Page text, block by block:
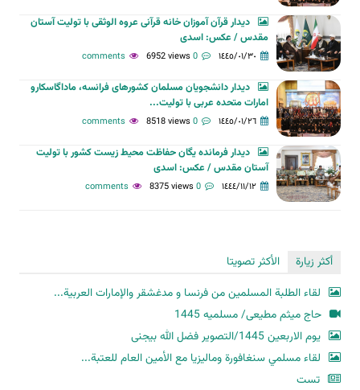
دیدار قرآن آموزان خانه قرآنی عروه الوثقی با تولیت آستان
مقدس / عکس: اسدی
١٤٤٥/٠١/٣٠ 0 comments
6952 views
دیدار دانشجویان مسلمان کشورهای فرانسه، ماداگاسکارو
امارات متحده عربی با تولیت...
١٤٤٥/٠١/٢٦ 0 comments
8518 views
دیدار فرمانده یگان حفاظت محیط زیست کشور با تولیت
آستان مقدس / عکس: اسدی
١٤٤٤/١١/١٢ 0 comments
8375 views
أكثر زيارة
الأكثر تصويتا
لقاء الطلبة المسلمين من فرنسا و مدغشقر والإمارات العربية...
حاج میثم مطیعی/ مسلمیه 1445
یوم الاربعین 1445/التصویر فضل الله بیجنی
لقاء مسلمي سنغافورة وماليزيا مع الأمين العام للعتبة...
تست